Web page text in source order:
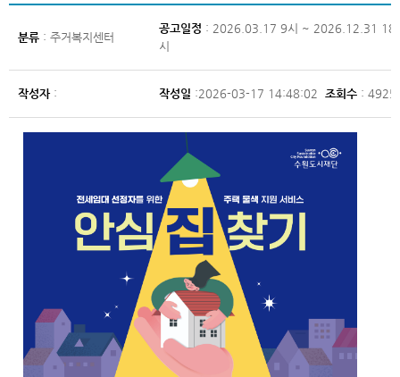
분류 : 주거복지센터
공고일정 : 2026.03.17 9시 ~ 2026.12.31 18
시
작성자: 작성일 :2026-03-17 14:48:02 조회수 : 4925